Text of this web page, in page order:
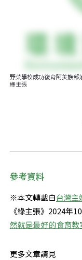
野菜學校成功復育阿美族部
綠主張
參考資料
※本文轉載自台灣主
《綠主張》2024年
然就是最好的食育教
更多文章請見